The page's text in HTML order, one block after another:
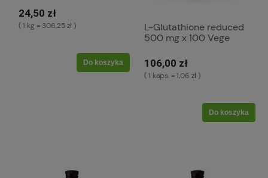
cynamonem (K1024)
24,50 zł
( 1 kg = 306,25 zł )
Do koszyka
L-Glutathione reduced
500 mg x 100 Vege
(K1337)
106,00 zł
( 1 kaps. = 1,06 zł )
Do koszyka